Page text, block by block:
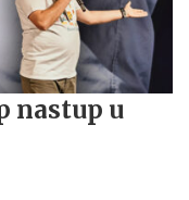
nastup u